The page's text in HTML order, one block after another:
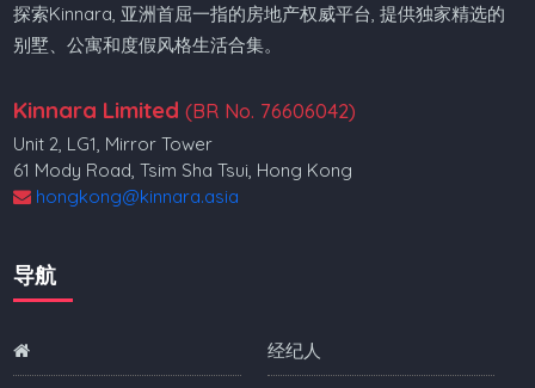
探索Kinnara, 亚洲首屈一指的房地产权威平台, 提供独家精选的
别墅、公寓和度假风格生活合集。
Kinnara Limited (BR No. 76606042)
Unit 2, LG1, Mirror Tower
61 Mody Road, Tsim Sha Tsui, Hong Kong
hongkong@kinnara.asia
导航
经纪人